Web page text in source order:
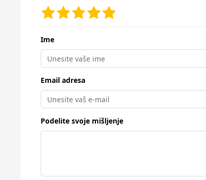
Ime
Email adresa
Podelite svoje mišljenje